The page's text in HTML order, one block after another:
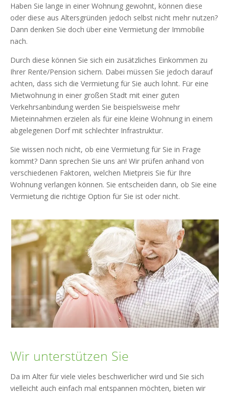
Haben Sie lange in einer Wohnung gewohnt, können diese
oder diese aus Altersgründen jedoch selbst nicht mehr nutzen?
Dann denken Sie doch über eine Vermietung der Immobilie
nach.
Durch diese können Sie sich ein zusätzliches Einkommen zu
Ihrer Rente/Pension sichern. Dabei müssen Sie jedoch darauf
achten, dass sich die Vermietung für Sie auch lohnt. Für eine
Mietwohnung in einer großen Stadt mit einer guten
Verkehrsanbindung werden Sie beispielsweise mehr
Mieteinnahmen erzielen als für eine kleine Wohnung in einem
abgelegenen Dorf mit schlechter Infrastruktur.
Sie wissen noch nicht, ob eine Vermietung für Sie in Frage
kommt? Dann sprechen Sie uns an! Wir prüfen anhand von
verschiedenen Faktoren, welchen Mietpreis Sie für Ihre
Wohnung verlangen können. Sie entscheiden dann, ob Sie eine
Vermietung die richtige Option für Sie ist oder nicht.
Wir unterstützen Sie
Da im Alter für viele vieles beschwerlicher wird und Sie sich
vielleicht auch einfach mal entspannen möchten, bieten wir